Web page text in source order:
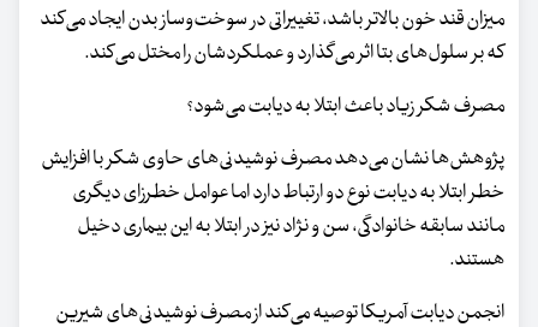
میزان قند خون بالاتر باشد، تغییراتی در سوخت‌وساز بدن ایجاد می‌کند
که بر سلول‌های بتا اثر می‌گذارد و عملکردشان را مختل می‌کند.
مصرف شکر زیاد باعث ابتلا به دیابت می‌شود؟
پژوهش‌ها نشان می‌دهد مصرف نوشیدنی‌های حاوی شکر با افزایش
خطر ابتلا به دیابت نوع دو ارتباط دارد اما عوامل خطرزای دیگری
مانند سابقه خانوادگی، سن و نژاد نیز در ابتلا به این بیماری دخیل‌
هستند.
انجمن دیابت آمریکا توصیه می‌کند از مصرف نوشیدنی‌های شیرین